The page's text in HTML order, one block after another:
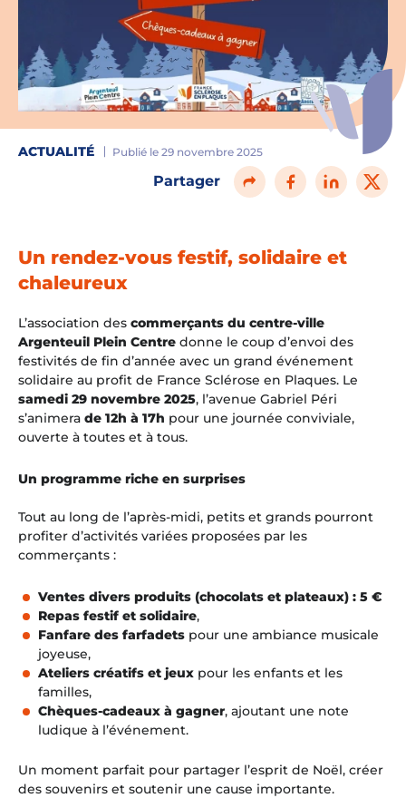
ACTUALITÉ Publié le 29 novembre 2025
Partager
Un rendez-vous festif, solidaire et
chaleureux
L’association des commerçants du centre-ville
Argenteuil Plein Centre donne le coup d’envoi des
festivités de fin d’année avec un grand événement
solidaire au profit de France Sclérose en Plaques. Le
samedi 29 novembre 2025, l’avenue Gabriel Péri
s’animera de 12h à 17h pour une journée conviviale,
ouverte à toutes et à tous.
Un programme riche en surprises
Tout au long de l’après-midi, petits et grands pourront
profiter d’activités variées proposées par les
commerçants :
Ventes divers produits (chocolats et plateaux) : 5 €
Repas festif et solidaire,
Fanfare des farfadets pour une ambiance musicale
joyeuse,
Ateliers créatifs et jeux pour les enfants et les
familles,
Chèques-cadeaux à gagner, ajoutant une note
ludique à l’événement.
Un moment parfait pour partager l’esprit de Noël, créer
des souvenirs et soutenir une cause importante.